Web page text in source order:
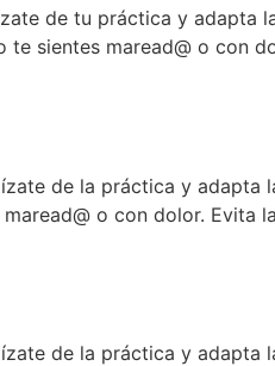
de tu práctica y adapta
sientes maread@ o con
de la práctica y adapta
o con dolor. Evita
de la práctica y adapta